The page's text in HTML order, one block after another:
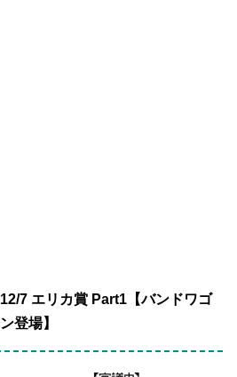
12/7 エリカ賞 Part1【バンドワゴ
ン登場】